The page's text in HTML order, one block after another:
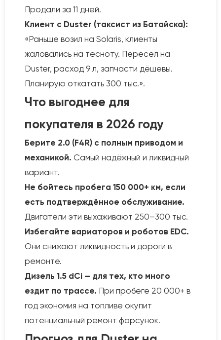
Продали за 11 дней.
Клиент с Duster (таксист из Батайска):
«Раньше возил на Solaris, клиенты
жаловались на тесноту. Пересел на
Duster, расход 9 л, запчасти дёшевы.
Планирую откатать 300 тыс.».
Что выгоднее для
покупателя в 2026 году
Берите 2.0 (F4R) с полным приводом и
механикой. Самый надёжный и ликвидный
вариант.
Не бойтесь пробега 150 000+ км, если
есть подтверждённое обслуживание.
Двигатели эти выхаживают 250–300 тыс.
Избегайте вариаторов и роботов EDC.
Они снижают ликвидность и дороги в
ремонте.
Дизель 1.5 dCi — для тех, кто много
ездит по трассе. При пробеге 20 000+ в
год экономия на топливе окупит
потенциальный ремонт форсунок.